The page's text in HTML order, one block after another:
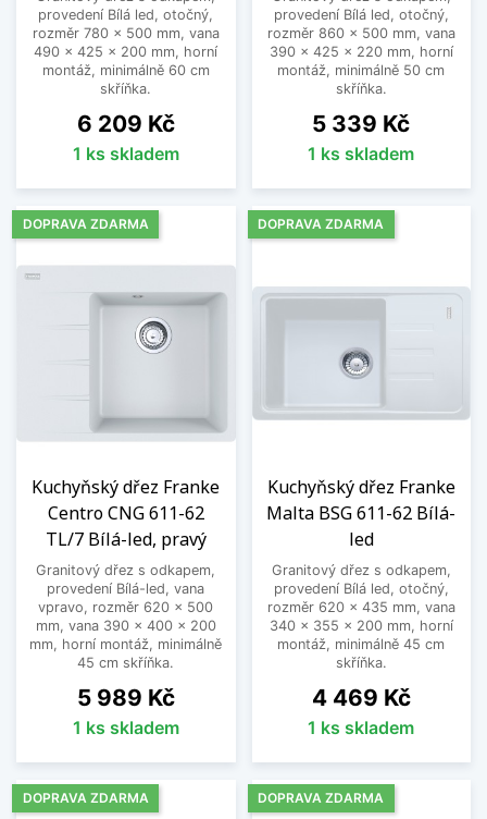
provedení Bílá led, otočný,
rozměr 780 x 500 mm, vana
490 x 425 x 200 mm, horní
montáž, minimálně 60 cm
skříňka.
Cena
6 209 Kč
1 ks skladem
provedení Bílá led, otočný,
rozměr 860 x 500 mm, vana
390 x 425 x 220 mm, horní
montáž, minimálně 50 cm
skříňka.
Cena
5 339 Kč
1 ks skladem
Kuchyňský dřez Franke
Centro CNG 611-62
TL/7 Bílá-led, pravý
Granitový dřez s odkapem,
provedení Bílá-led, vana
vpravo, rozměr 620 x 500
mm, vana 390 x 400 x 200
mm, horní montáž, minimálně
45 cm skříňka.
Cena
5 989 Kč
1 ks skladem
DOPRAVA ZDARMA
Kuchyňský dřez Franke
Malta BSG 611-62 Bílá-
led
Granitový dřez s odkapem,
provedení Bílá led, otočný,
rozměr 620 x 435 mm, vana
340 x 355 x 200 mm, horní
montáž, minimálně 45 cm
skříňka.
Cena
4 469 Kč
1 ks skladem
DOPRAVA ZDARMA
DOPRAVA ZDARMA DOPRAVA ZDARMA